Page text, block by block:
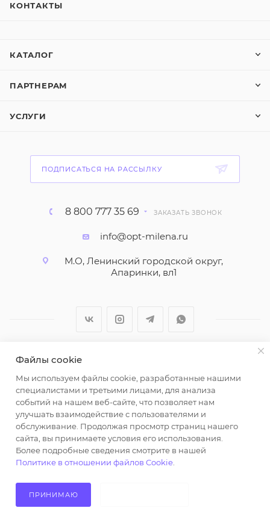
КОНТАКТЫ
КАТАЛОГ
ПАРТНЕРАМ
УСЛУГИ
ПОДПИСАТЬСЯ НА РАССЫЛКУ
8 800 777 35 69 ЗАКАЗАТЬ ЗВОНОК
info@opt-milena.ru
М.О, Ленинский городской округ,
Апаринки, вл1
2026 © ООО "Вайт Текстиль групп"
Любая информация на сайте носит справочный
характер и не является публичной офертой
определяемой положениями пункта 2 статьи 437
Гражданского кодекса Российской Федерации.
Использование любых материалов, опубликованных
на https://opt-milena.ru, допустимо только при
наличии письменного разрешения редакции и
активной ссылки на https://opt-milena.ru
Файлы cookie
Мы используем файлы cookie, разработанные нашими
специалистами и третьими лицами, для анализа
событий на нашем веб-сайте, что позволяет нам
улучшать взаимодействие с пользователями и
обслуживание. Продолжая просмотр страниц нашего
сайта, вы принимаете условия его использования.
Более подробные сведения смотрите в нашей
Политике в отношении файлов Cookie
ПРИНИМАЮ